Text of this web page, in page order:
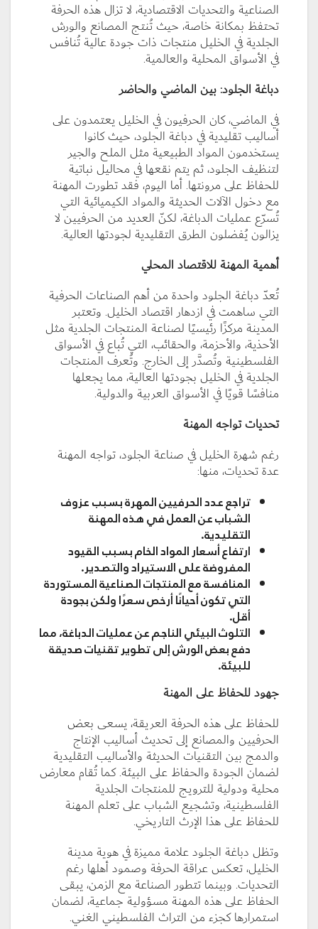
الصناعية والتحديات الاقتصادية، لا تزال هذه الحرفة
تحتفظ بمكانة خاصة، حيث تُنتج المصانع والورش
الجلدية في الخليل منتجات ذات جودة عالية تُنافس
في الأسواق المحلية والعالمية.
دباغة الجلود: بين الماضي والحاضر
في الماضي، كان الحرفيون في الخليل يعتمدون على
أساليب تقليدية في دباغة الجلود، حيث كانوا
يستخدمون المواد الطبيعية مثل الملح والجير
لتنظيف الجلود، ثم يتم نقعها في محاليل نباتية
للحفاظ على مرونتها. أما اليوم، فقد تطورت المهنة
مع دخول الآلات الحديثة والمواد الكيميائية التي
تُسرّع عمليات الدباغة، لكنّ العديد من الحرفيين لا
يزالون يُفضلون الطرق التقليدية لجودتها العالية.
أهمية المهنة للاقتصاد المحلي
تُعدّ دباغة الجلود واحدة من أهم الصناعات الحرفية
التي ساهمت في ازدهار اقتصاد الخليل. وتعتبر
المدينة مركزًا رئيسيًا لصناعة المنتجات الجلدية مثل
الأحذية، والأحزمة، والحقائب، التي تُباع في الأسواق
الفلسطينية وتُصدَّر إلى الخارج. وتُعرف المنتجات
الجلدية في الخليل بجودتها العالية، مما يجعلها
منافسًا قويًا في الأسواق العربية والدولية.
تحديات تواجه المهنة
رغم شهرة الخليل في صناعة الجلود، تواجه المهنة
عدة تحديات، منها:
تراجع عدد الحرفيين المهرة بسبب عزوف
الشباب عن العمل في هذه المهنة
التقليدية.
ارتفاع أسعار المواد الخام بسبب القيود
المفروضة على الاستيراد والتصدير.
المنافسة مع المنتجات الصناعية المستوردة
التي تكون أحيانًا أرخص سعرًا ولكن بجودة
أقل.
التلوث البيئي الناجم عن عمليات الدباغة، مما
دفع بعض الورش إلى تطوير تقنيات صديقة
للبيئة.
جهود للحفاظ على المهنة
للحفاظ على هذه الحرفة العريقة، يسعى بعض
الحرفيين والمصانع إلى تحديث أساليب الإنتاج
والدمج بين التقنيات الحديثة والأساليب التقليدية
لضمان الجودة والحفاظ على البيئة. كما تُقام معارض
محلية ودولية للترويج للمنتجات الجلدية
الفلسطينية، وتشجيع الشباب على تعلم المهنة
للحفاظ على هذا الإرث التاريخي.
وتظل دباغة الجلود علامة مميزة في هوية مدينة
الخليل، تعكس عراقة الحرفة وصمود أهلها رغم
التحديات. وبينما تتطور الصناعة مع الزمن، يبقى
الحفاظ على هذه المهنة مسؤولية جماعية، لضمان
استمرارها كجزء من التراث الفلسطيني الغني.